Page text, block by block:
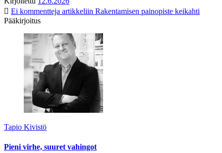
Ei kommentteja artikkeliin Rakentamisen painopiste keikahti
Pääkirjoitus
Tapio Kivistö
Pieni virhe, suuret vahingot